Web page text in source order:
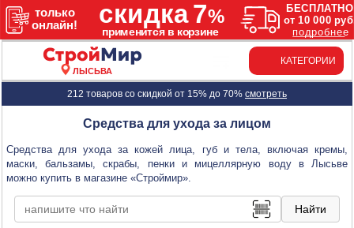
ЛЫСЬВА
КАТЕГОРИИ
212 товаров со скидкой от 15% до 70% смотреть
Средства для ухода за лицом
Средства для ухода за кожей лица, губ и тела, включая кремы,
маски, бальзамы, скрабы, пенки и мицеллярную воду в Лысьве
можно купить в магазине «Строймир».